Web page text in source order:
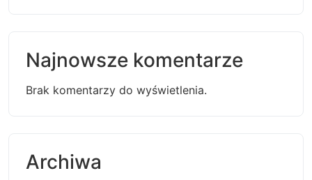
Najnowsze komentarze
Brak komentarzy do wyświetlenia.
Archiwa